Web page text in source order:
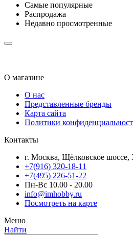
Самые популярные
Распродажа
Недавно просмотренные
О магазине
О нас
Представленные бренды
Карта сайта
Политики
Контакты
г. Москва, Щёлковское шоссе,
+7(916) 320-18-11
+7(495) 226-51-22
Пн-Вс 10.00 - 20.00
info@imhobby.ru
Посмотреть на карте
Меню
Найти